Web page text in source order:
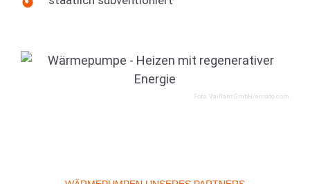
Foto: Vaillant GmbH/envato.com